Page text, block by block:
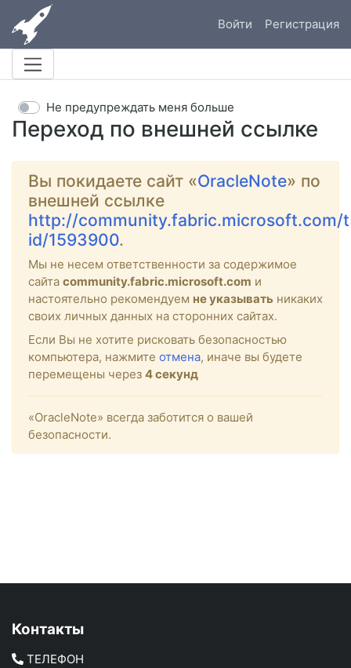
Войти Регистрация
Переход по внешней ссылке
Не предупреждать меня больше
Вы покидаете сайт «OracleNote» по
внешней ссылке
http://community.fabric.microsoft.com/
id/1593900.
Мы не несем ответственности за содержимое
сайта community.fabric.microsoft.com и
настоятельно рекомендуем не указывать никаких
своих личных данных на сторонних сайтах.
Если Вы не хотите рисковать безопасностью
компьютера, нажмите отмена, иначе вы будете
перемещены через 4секунд
«OracleNote» всегда заботится о вашей
безопасности.
Контакты
ТЕЛЕФОН